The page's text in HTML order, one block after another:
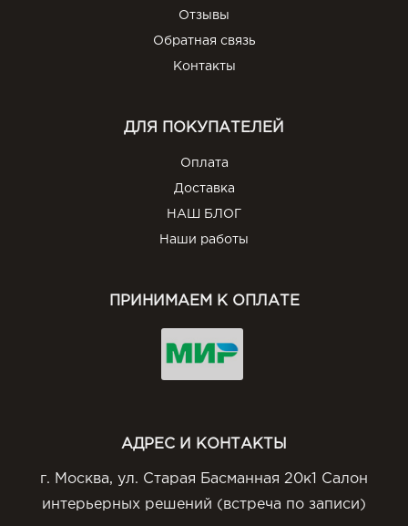
Отзывы
Обратная связь
Контакты
ДЛЯ ПОКУПАТЕЛЕЙ
Оплата
Доставка
НАШ БЛОГ
Наши работы
ПРИНИМАЕМ К ОПЛАТЕ
АДРЕС И КОНТАКТЫ
г. Москва, ул. Старая Басманная 20к1 Салон
интерьерных решений (встреча по записи)